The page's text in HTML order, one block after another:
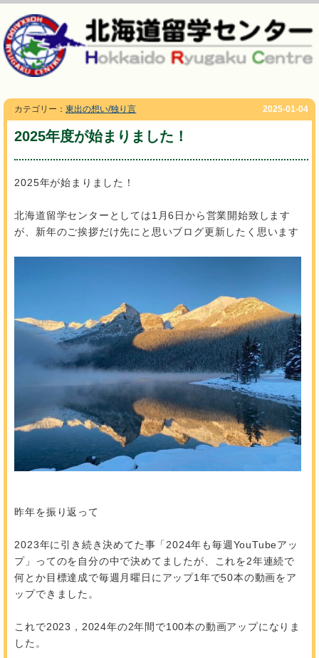
カテゴリー：東出の想い/独り言 2025-01-04
2025年度が始まりました！
2025年が始まりました！
北海道留学センターとしては1月6日から営業開始致します
が、 新年のご挨拶だけ先にと思いブログ更新したく思います
昨年を振り返って
2023年に引き続き決めてた事「2024年も毎週YouTubeアッ
プ」ってのを自分の中で決めてましたが、これを2年連続で
何とか目標達成で毎週月曜日にアップ1年で50本の動画をア
ップできました。
これで2023，2024年の2年間で100本の動画アップになりま
した。